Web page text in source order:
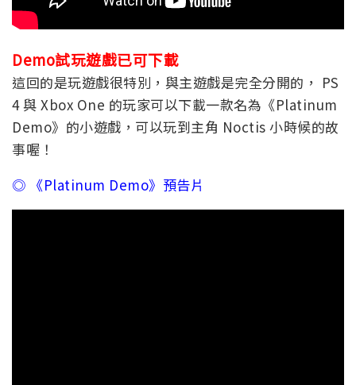
Demo試玩遊戲已可下載
這回的是玩遊戲很特別，與主遊戲是完全分開的， PS
4 與 Xbox One 的玩家可以下載一款名為《Platinum
Demo》的小遊戲，可以玩到主角 Noctis 小時候的故
事喔！
◎ 《Platinum Demo》預告片